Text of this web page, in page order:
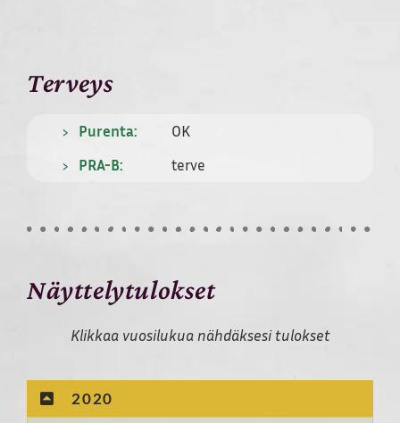
Terveys
Purenta:
OK
PRA-B:
terve
Näyttelytulokset
Klikkaa vuosilukua nähdäksesi tulokset
2020